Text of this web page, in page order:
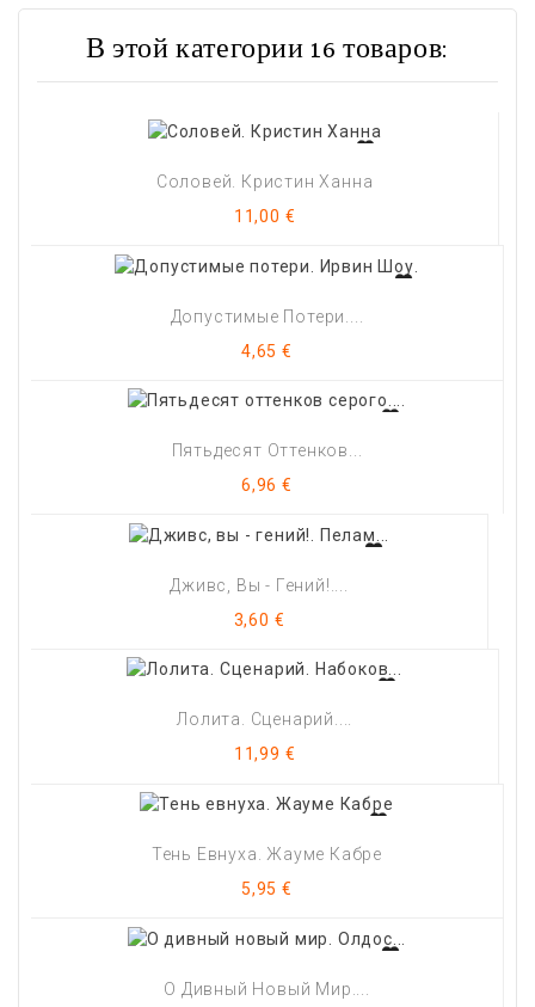
В этой категории 16 товаров:
Соловей. Кристин Ханна
Цена
11,00 €
Допустимые Потери....
Цена
4,65 €
Пятьдесят Оттенков...
Цена
6,96 €
Дживс, Вы - Гений!....
Цена
3,60 €
Лолита. Сценарий....
Цена
11,99 €
Тень Евнуха. Жауме Кабре
Цена
5,95 €
О Дивный Новый Мир....